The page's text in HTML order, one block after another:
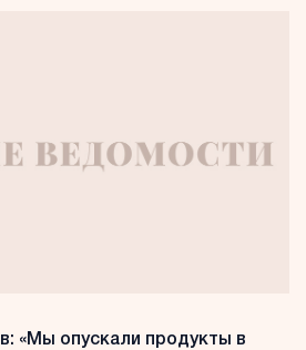
«Мы опускали продукты в